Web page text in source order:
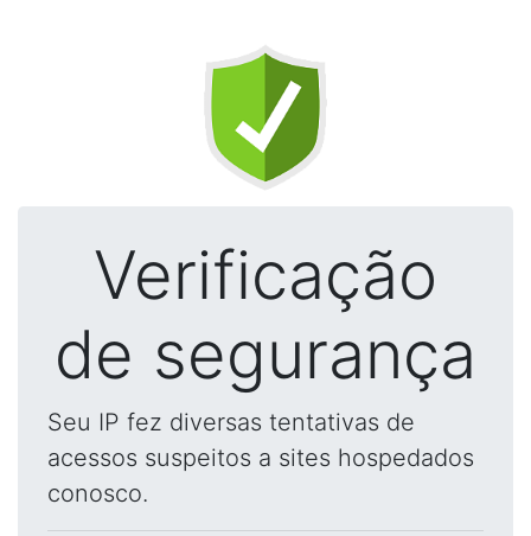
Verificação
de segurança
Seu IP fez diversas tentativas de
acessos suspeitos a sites hospedados
conosco.